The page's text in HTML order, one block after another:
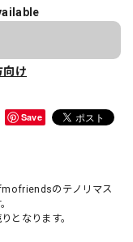
向け
Save
のテノリマス
となります。